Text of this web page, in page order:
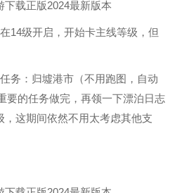
14级开启，开始卡主线等级，但
务：归墟港市（不用跑图，自动
要的任务做完，再领一下漂泊日志
，这期间依然不用太考虑其他支